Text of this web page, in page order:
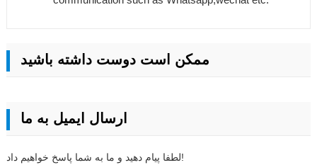
ممکن است دوست داشته باشید
ارسال ایمیل به ما
لطفا پیام دهید و ما به شما پاسخ خواهیم داد!